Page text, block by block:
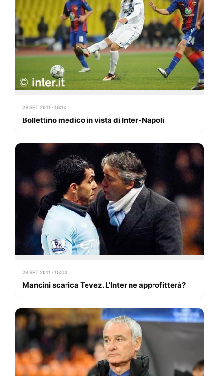
28 SET 2011 · 16:14
Bollettino medico in vista di Inter-Napoli
28 SET 2011 · 15:03
Mancini scarica Tevez. L’Inter ne approfitterà?